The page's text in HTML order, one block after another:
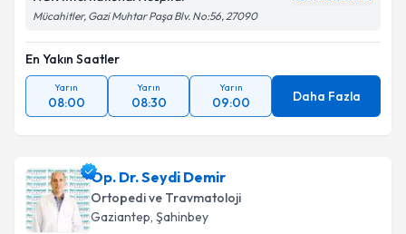
Mücahitler, Gazi Muhtar Paşa Blv. No:56, 27090
En Yakın Saatler
Yarın
08:00
Yarın
08:30
Yarın
09:00 Daha Fazla
Op. Dr. Seydi Demir
Ortopedi ve Travmatoloji
Gaziantep, Şahinbey